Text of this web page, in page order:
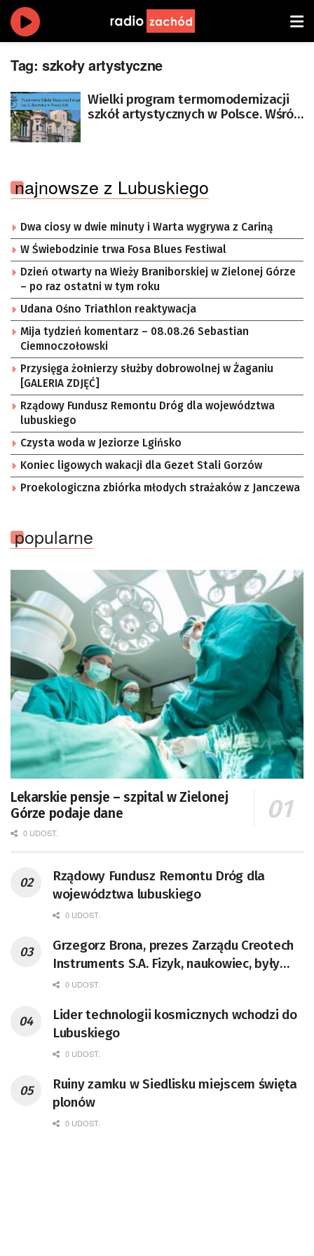
Tag: szkoły artystyczne
Wielki program termomodernizacji
szkół artystycznych w Polsce. Wśród
najnowsze z Lubuskiego
Dwa ciosy w dwie minuty i Warta wygrywa z Cariną
W Świebodzinie trwa Fosa Blues Festiwal
Dzień otwarty na Wieży Braniborskiej w Zielonej Górze
– po raz ostatni w tym roku
Udana Ośno Triathlon reaktywacja
Mija tydzień komentarz – 08.08.26 Sebastian
Ciemnoczołowski
Przysięga żołnierzy służby dobrowolnej w Żaganiu
[GALERIA ZDJĘĆ]
Rządowy Fundusz Remontu Dróg dla województwa
lubuskiego
Czysta woda w Jeziorze Lgińsko
Koniec ligowych wakacji dla Gezet Stali Gorzów
Proekologiczna zbiórka młodych strażaków z Janczewa
popularne
Lekarskie pensje – szpital w Zielonej
Górze podaje dane
0 UDOST.
Rządowy Fundusz Remontu Dróg dla
województwa lubuskiego
0 UDOST.
Grzegorz Brona, prezes Zarządu Creotech
Instruments S.A. Fizyk, naukowiec, były
pracownik CERN w Genewie,
doktor habilitowany nauk fizycznych,
koordynator Rady Sektorowej ds.
Kompetencji Przemysłu Lotniczo-
Badań Kosmicznych i Satelitarnych PAN.
0 UDOST.
Lider technologii kosmicznych wchodzi do
Lubuskiego
0 UDOST.
Ruiny zamku w Siedlisku miejscem święta
plonów
0 UDOST.